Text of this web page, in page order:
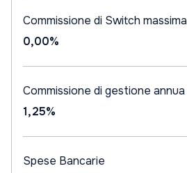
Commissione di Switch massima
0,00%
Commissione di gestione annua
1,25%
Spese Bancarie